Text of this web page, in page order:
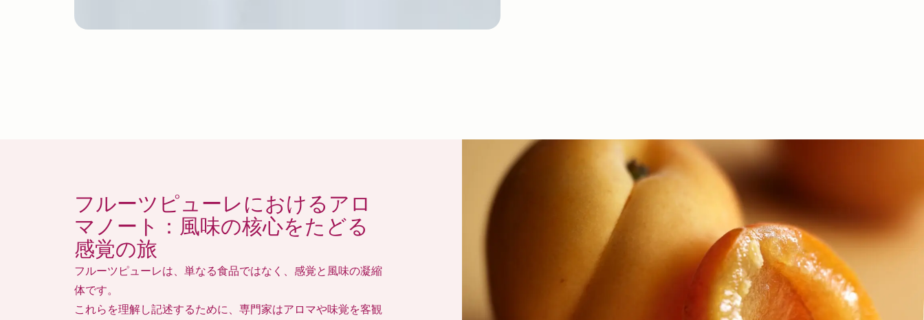
フルーツピューレにおけるアロ
マノート：風味の核心をたどる
感覚の旅
フルーツピューレは、単なる食品ではなく、感覚と風味の凝縮
体です。
これらを理解し記述するために、専門家はアロマや味覚を客観